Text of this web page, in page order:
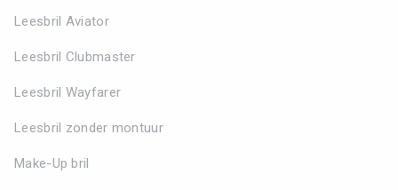
Leesbril Aviator
Leesbril Clubmaster
Leesbril Wayfarer
Leesbril zonder montuur
Make-Up bril